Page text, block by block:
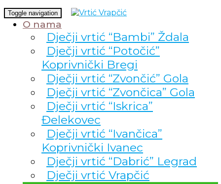
Toggle navigation
O nama
Dječji vrtić “Bambi” Ždala
Dječji vrtić “Potočić”
Koprivnički Bregi
Dječji vrtić “Zvončić” Gola
Dječji vrtić “Zvončica” Gola
Dječji vrtić “Iskrica”
Đelekovec
Dječji vrtić “Ivančica”
Koprivnički Ivanec
Dječji vrtić “Dabrić” Legrad
Dječji vrtić Vrapčić